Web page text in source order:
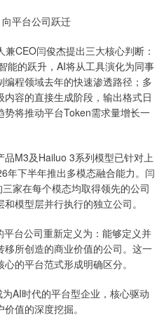
平台公司跃迁
CEO闫俊杰提出三大核心判断：
能的跃升，AI将从工具演化为同事
程领域去年的快速渗透路径；多
容的直接生成阶段，输出格式日
将推动平台Token需求量增长一
M3及Hailuo 3系列模型已针对上
年下半年推出多模态融合能力。闫
家在每个模态均取得领先的公司
模型层并行执行的独立公司。
台公司重新定义为：能够定义并
所创造的商业价值的公司。这一
的平台范式形成明确区分。
AI时代的平台型企业，核心驱动
值的深度挖掘。